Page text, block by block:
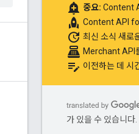
add_alert 중요: Content
rocket Content API
update 최신 소식 새로
point_of_sale Merchant API
edit_note 이전하는 데 시
가 있을 수 있습니다.